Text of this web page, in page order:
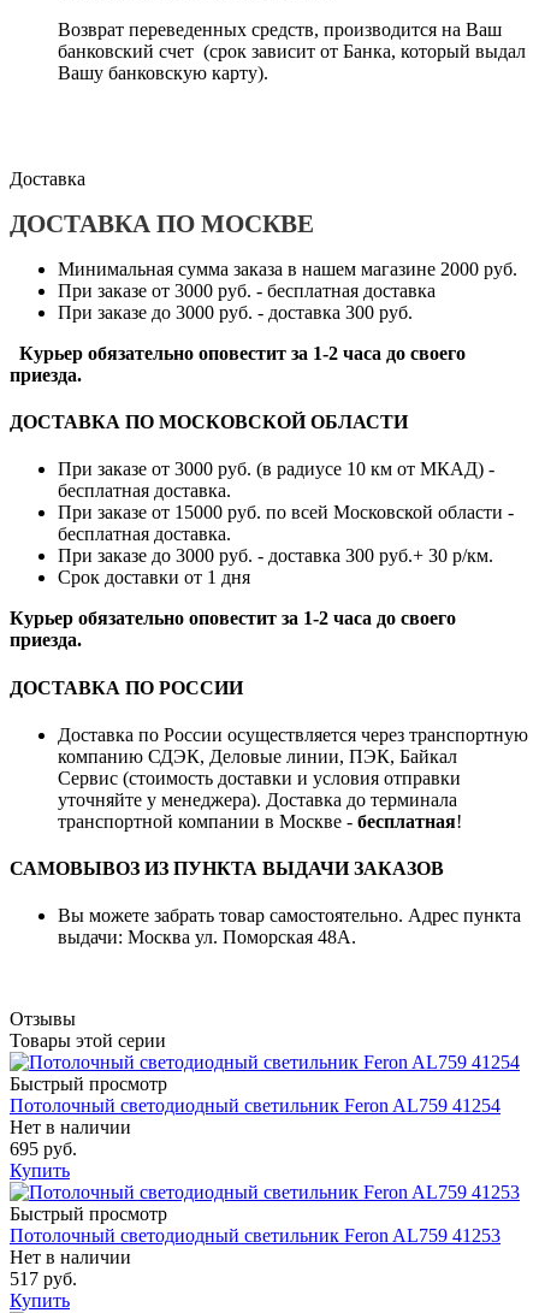
Возврат переведенных средств, производится на Ваш
банковский счет (срок зависит от Банка, который выдал
Вашу банковскую карту).
Доставка
ДОСТАВКА ПО МОСКВЕ
Минимальная сумма заказа в нашем магазине 2000 руб.
При заказе от 3000 руб. - бесплатная доставка
При заказе до 3000 руб. - доставка 300 руб.
Курьер обязательно оповестит за 1-2 часа до своего
приезда.
ДОСТАВКА ПО МОСКОВСКОЙ ОБЛАСТИ
При заказе от 3000 руб. (в радиусе 10 км от МКАД) -
бесплатная доставка.
При заказе от 15000 руб. по всей Московской области -
бесплатная доставка.
При заказе до 3000 руб. - доставка 300 руб.+ 30 р/км.
Срок доставки от 1 дня
Курьер обязательно оповестит за 1-2 часа до своего
приезда.
ДОСТАВКА ПО РОССИИ
Доставка по России осуществляется через транспортную
компанию СДЭК, Деловые линии, ПЭК, Байкал
Сервис (стоимость доставки и условия отправки
уточняйте у менеджера). Доставка до терминала
транспортной компании в Москве - бесплатная!
САМОВЫВОЗ ИЗ ПУНКТА ВЫДАЧИ ЗАКАЗОВ
Вы можете забрать товар самостоятельно. Адрес пункта
выдачи: Москва ул. Поморская 48А.
Отзывы
Товары этой серии
Быстрый просмотр
Потолочный светодиодный светильник Feron AL759 41254
Нет в наличии
695 руб.
Купить
Быстрый просмотр
Потолочный светодиодный светильник Feron AL759 41253
Нет в наличии
517 руб.
Купить